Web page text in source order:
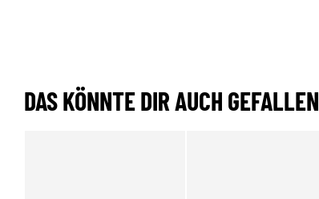
DAS KÖNNTE DIR AUCH GEFALLEN